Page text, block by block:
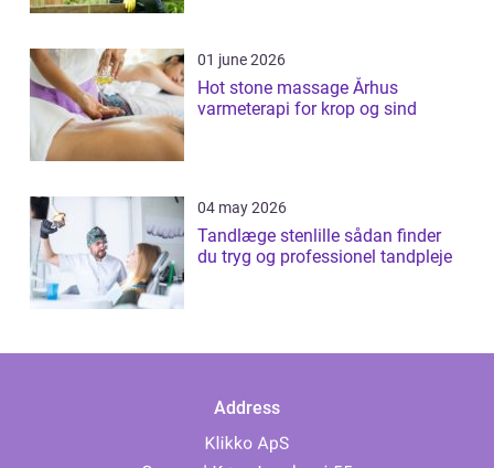
01 june 2026
Hot stone massage Århus
varmeterapi for krop og sind
04 may 2026
Tandlæge stenlille sådan finder
du tryg og professionel tandpleje
Address